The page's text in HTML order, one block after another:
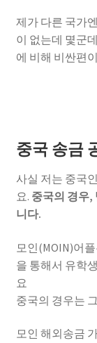
제가 다른 국가
이 없는데 몇군
에 비해 비싼편
중국 송금
사실 저는 중국
요. 중국의 경우,
니다.
모인(MOIN)어
을 통해서 유학
요
중국의 경우는
모인 해외송금